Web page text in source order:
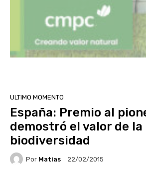
ULTIMO MOMENTO
España: Premio al
demostró el valor de la
biodiversidad
Por Matias 22/02/2015